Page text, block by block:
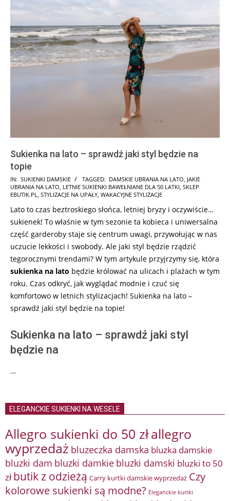
Sukienka na lato – sprawdź jaki styl będzie na
topie
2026-
06-
IN: SUKIENKI DAMSKIE TAGGED: DAMSKIE UBRANIA NA LATO, JAKIE
UBRANIA NA LATO, LETNIE SUKIENKI BAWEŁNIANE DLA 50 LATKI, SKLEP
EBUTIK.PL, STYLIZACJE NA UPAŁY, WAKACYJNE STYLIZACJE
Lato to czas beztroskiego słońca, letniej bryzy i oczywiście…
sukienek! To właśnie w tym sezonie ta kobieca i uniwersalna
część garderoby staje się centrum uwagi, przywołując w nas
uczucie lekkości i swobody. Ale jaki styl będzie rządzić
tegorocznymi trendami? W tym artykule przyjrzymy się, która
sukienka na lato będzie królować na ulicach i plażach w tym
roku. Czas odkryć, jak wyglądać modnie i czuć się
komfortowo w letnich stylizacjach! Sukienka na lato –
sprawdź jaki styl będzie na topie!
Sukienka na lato – sprawdź jaki styl
będzie na
…
ELEGANCKIE SUKIENKI NA WESELE
Allegro sukienki do 50 złallegro
wyprzedaż bluzeczka damska bluzka damskie
bluzki dam bluzki damkie bluzki damski bluzki to 50
zł butik z odzieżą Carry kurtki damskie wyprzedaż Czy
kolorowe sukienki są modne? Eleganckie kurtki